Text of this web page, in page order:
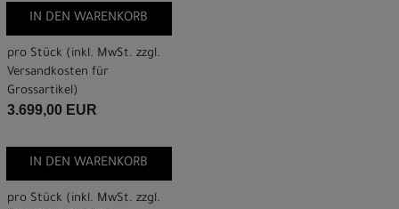
IN DEN WARENKORB
pro Stück (inkl. MwSt. zzgl.
Versandkosten für
Grossartikel )
3.699,00 EUR
IN DEN WARENKORB
pro Stück (inkl. MwSt. zzgl.